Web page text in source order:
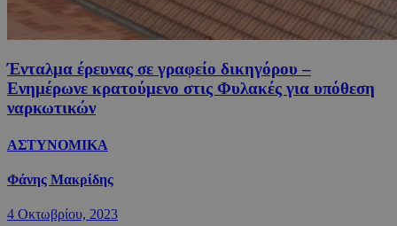
Ένταλμα έρευνας σε γραφείο δικηγόρου –
Ενημέρωνε κρατούμενο στις Φυλακές για υπόθεση
ναρκωτικών
ΑΣΤΥΝΟΜΙΚΑ
Φάνης Μακρίδης
4 Οκτωβρίου, 2023